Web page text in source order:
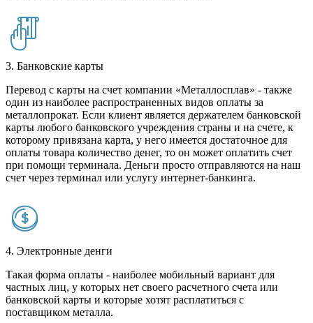
3. Банковские карты
Перевод с карты на счет компании «Металлосплав» - также
один из наиболее распространенных видов оплаты за
металлопрокат. Если клиент является держателем банковской
карты любого банковского учреждения страны и на счете, к
которому привязана карта, у него имеется достаточное для
оплаты товара количество денег, то он может оплатить счет
при помощи терминала. Деньги просто отправляются на наш
счет через терминал или услугу интернет-банкинга.
4. Электронные денги
Такая форма оплаты - наиболее мобильный вариант для
частных лиц, у которых нет своего расчетного счета или
банковской карты и которые хотят расплатиться с
поставщиком металла.